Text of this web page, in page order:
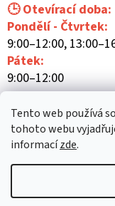
Tento web používá
tohoto webu
informacízde.
🕒 Otevírací doba:
Pondělí - Čtvrtek:
9:00–12:00,
Pátek:
9:00–12:00